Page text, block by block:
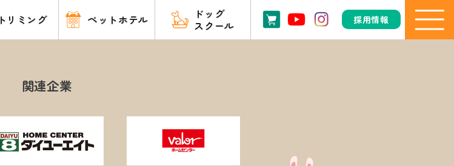
トリミング ペットホテル
ドッグ
スクール
採用情報
関連企業